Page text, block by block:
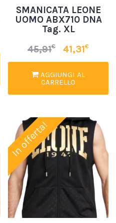
SMANICATA LEONE
UOMO ABX710 DNA
Tag. XL
45,91€ 41,31€
AGGIUNGI AL
CARRELLO
In offerta!